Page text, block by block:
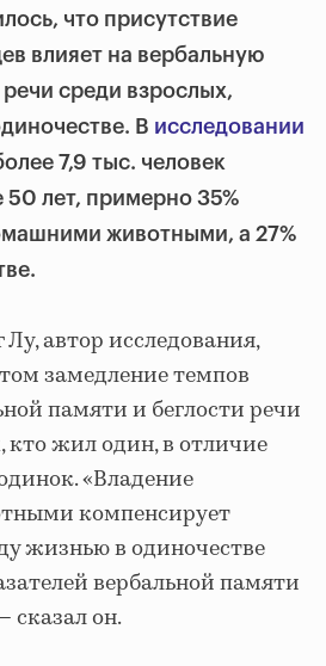
что присутствие
влияет на вербальную
речи среди взрослых,
В исследовании
7,9 тыс. человек
50 лет, примерно 35%
животными, а 27%
автор исследования,
замедление темпов
памяти и беглости речи
кто жил один, в отличие
«Владение
компенсирует
жизнью в одиночестве
вербальной памяти
сказал он.